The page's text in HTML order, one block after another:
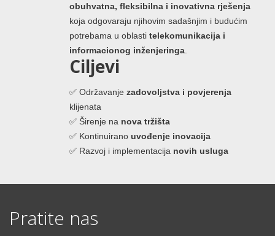
obuhvatna, fleksibilna i inovativna rješenja
koja odgovaraju njihovim sadašnjim i budućim
potrebama u oblasti telekomunikacija i
informacionog inženjeringa
Ciljevi
✅ Održavanje zadovoljstva i povjerenja
klijenata
✅ Širenje na nova tržišta
✅ Kontinuirano uvođenje inovacija
✅ Razvoj i implementacija novih usluga
Pratite nas